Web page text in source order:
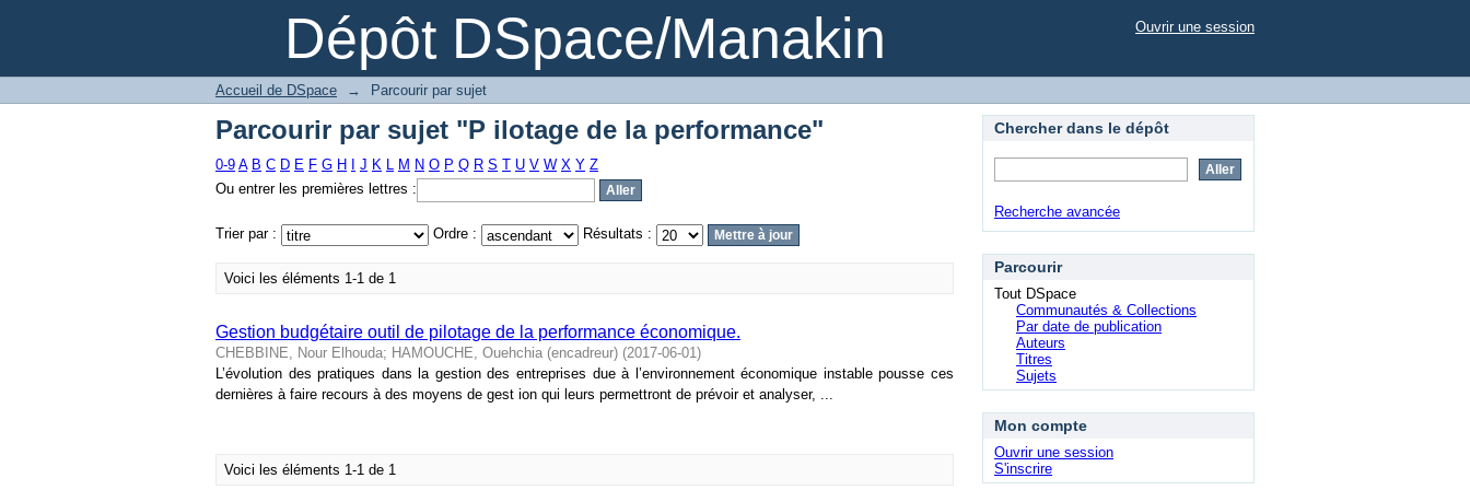
Dépôt DSpace/Manakin
Parcourir par sujet "P ilotage de la performance" Ouvrir une session
Accueil de DSpace → Parcourir par sujet
Parcourir par sujet "P ilotage de la performance"
0-9 A B C D E F G H J K L M N O P Q R S T U V W X Y Z
Ou entrer les premières lettres :
Trier par : Ordre : Résultats :
Voici les éléments 1-1 de 1
Gestion budgétaire outil de pilotage de la performance économique.
CHEBBINE, Nour Elhouda; HAMOUCHE, Ouehchia (encadreur) (2017-06-01)
L’évolution des pratiques dans la gestion des entreprises due à l’environnement économique instable pousse ces
dernières à faire recours à des moyens de gest ion qui leurs permettront de prévoir et analyser, ...
Voici les éléments 1-1 de 1
Chercher dans le dépôt
Recherche avancée
Parcourir
Tout DSpace
Communautés & Collections
Par date de publication
Auteurs
Titres
Sujets
Mon compte
Ouvrir une session
S'inscrire